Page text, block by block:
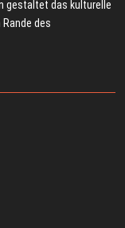
gestaltet das kulturelle
des